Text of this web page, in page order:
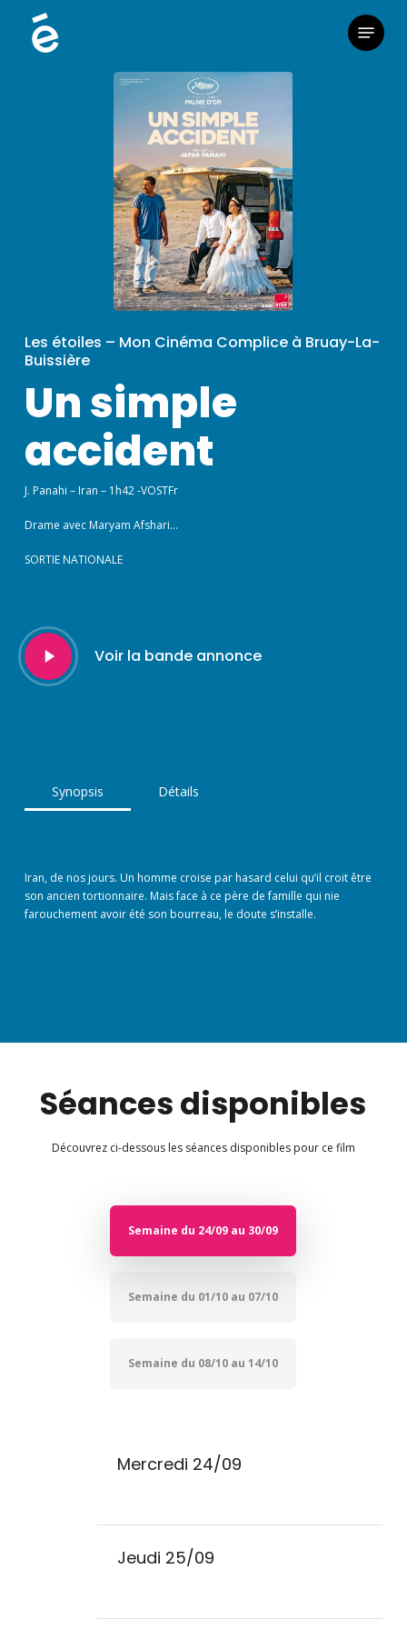
Menu
Les étoiles – Mon Cinéma Complice à Bruay-La-
Buissière
Un simple
accident
J. Panahi – Iran – 1h42 -VOSTFr
Drame avec Maryam Afshari…
SORTIE NATIONALE
Play
Video
Voir la bande annonce
Synopsis Détails
Iran, de nos jours. Un homme croise par hasard celui qu’il croit être
son ancien tortionnaire. Mais face à ce père de famille qui nie
farouchement avoir été son bourreau, le doute s’installe.
Séances disponibles
Découvrez ci-dessous les séances disponibles pour ce film
Semaine du 24/09 au 30/09
Semaine du 01/10 au 07/10
Semaine du 08/10 au 14/10
Mercredi 24/09
Jeudi 25/09